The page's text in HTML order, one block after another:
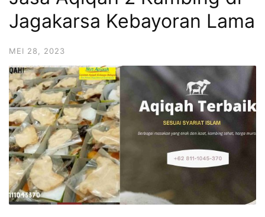
6713
Jagakarsa Kebayoran Lama
MEI 28, 2023